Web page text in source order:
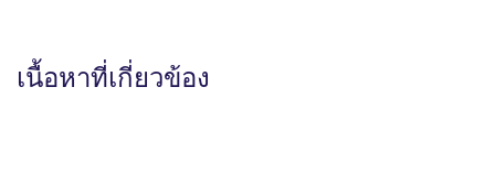
เนื้อหาที่เกี่ยวข้อง